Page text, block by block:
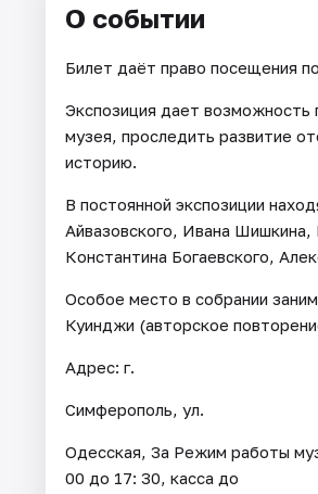
О событии
Билет даёт право посещения
Экспозиция дает возможность
музея, проследить развитие
историю.
В постоянной экспозиции
Айвазовского, Ивана
Константина Богаевского,
Особое место в собрании
Куинджи (авторское
Адрес: г.
Симферополь, ул.
Одесская, 3а Режим работы
00 до 17: 30, касса до